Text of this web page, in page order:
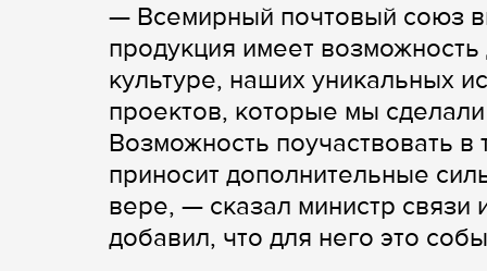
— Всемирный почтовый союз
продукция имеет
культуре, наших уникальных
проектов, которые мы
Возможность поучаствовать
приносит дополнительные
вере, — сказал министр
добавил, что для него это